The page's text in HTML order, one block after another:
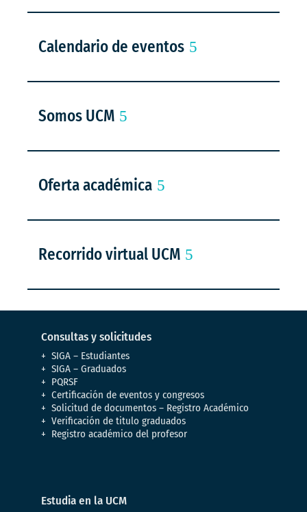
Calendario de eventos
Somos UCM
Oferta académica
Recorrido virtual UCM
Consultas y solicitudes
SIGA – Estudiantes
SIGA – Graduados
PQRSF
Certificación de eventos y congresos
Solicitud de documentos – Registro Académico
Verificación de titulo graduados
Registro académico del profesor
Estudia en la UCM